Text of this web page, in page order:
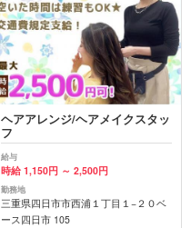
ヘアアレンジ/ヘアメイクスタッ
フ
給与
時給 1,150円 ～ 2,500円
勤務地
三重県四日市市西浦１丁目１−２０ベ
ース四日市 105